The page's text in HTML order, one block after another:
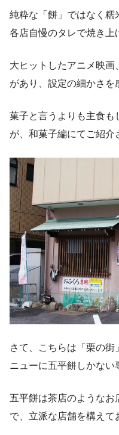
純粋な「餅」ではなく糯
各店自慢のタレで焼き上
大ヒットしたアニメ映画
があり、設定の細かさを
菓子と言うよりも主食も
が、和菓子編にてご紹介
さて、こちらは「栗の街
ニューに五平餅しかない
五平餅は茶店のような
で、立派な店舗を構えて